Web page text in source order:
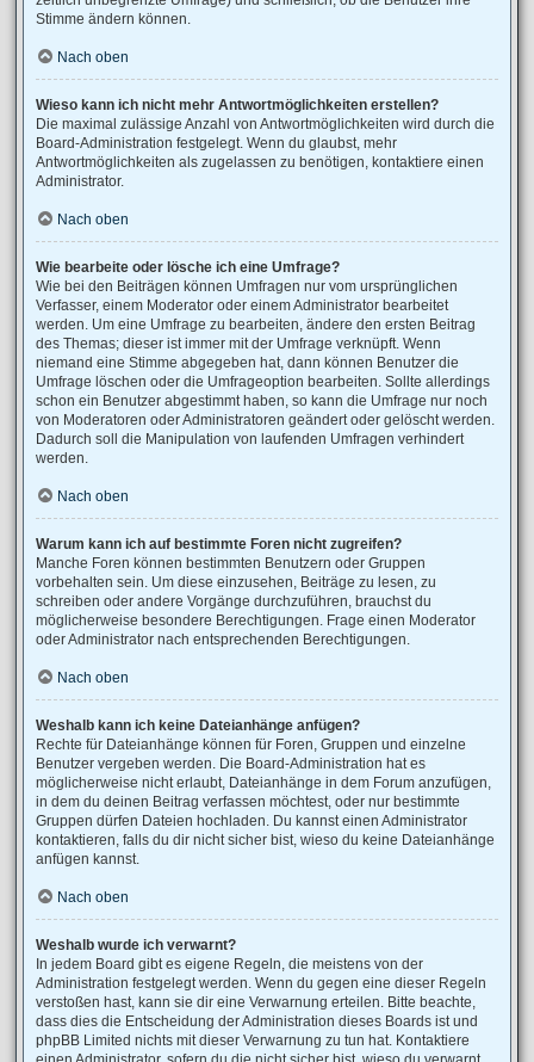
Stimme ändern können.
Nach oben
Wieso kann ich nicht mehr Antwortmöglichkeiten erstellen?
Die maximal zulässige Anzahl von Antwortmöglichkeiten wird durch die
Board-Administration festgelegt. Wenn du glaubst, mehr
Antwortmöglichkeiten als zugelassen zu benötigen, kontaktiere einen
Administrator.
Nach oben
Wie bearbeite oder lösche ich eine Umfrage?
Wie bei den Beiträgen können Umfragen nur vom ursprünglichen
Verfasser, einem Moderator oder einem Administrator bearbeitet
werden. Um eine Umfrage zu bearbeiten, ändere den ersten Beitrag
des Themas; dieser ist immer mit der Umfrage verknüpft. Wenn
niemand eine Stimme abgegeben hat, dann können Benutzer die
Umfrage löschen oder die Umfrageoption bearbeiten. Sollte allerdings
schon ein Benutzer abgestimmt haben, so kann die Umfrage nur noch
von Moderatoren oder Administratoren geändert oder gelöscht werden.
Dadurch soll die Manipulation von laufenden Umfragen verhindert
werden.
Nach oben
Warum kann ich auf bestimmte Foren nicht zugreifen?
Manche Foren können bestimmten Benutzern oder Gruppen
vorbehalten sein. Um diese einzusehen, Beiträge zu lesen, zu
schreiben oder andere Vorgänge durchzuführen, brauchst du
möglicherweise besondere Berechtigungen. Frage einen Moderator
oder Administrator nach entsprechenden Berechtigungen.
Nach oben
Weshalb kann ich keine Dateianhänge anfügen?
Rechte für Dateianhänge können für Foren, Gruppen und einzelne
Benutzer vergeben werden. Die Board-Administration hat es
möglicherweise nicht erlaubt, Dateianhänge in dem Forum anzufügen,
in dem du deinen Beitrag verfassen möchtest, oder nur bestimmte
Gruppen dürfen Dateien hochladen. Du kannst einen Administrator
kontaktieren, falls du dir nicht sicher bist, wieso du keine Dateianhänge
anfügen kannst.
Nach oben
Weshalb wurde ich verwarnt?
In jedem Board gibt es eigene Regeln, die meistens von der
Administration festgelegt werden. Wenn du gegen eine dieser Regeln
verstoßen hast, kann sie dir eine Verwarnung erteilen. Bitte beachte,
dass dies die Entscheidung der Administration dieses Boards ist und
phpBB Limited nichts mit dieser Verwarnung zu tun hat. Kontaktiere